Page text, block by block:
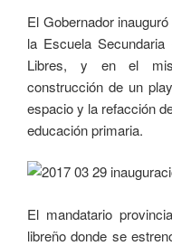
El Gobernador
la Escuela
Libres, y en el
construcción de un
espacio y la refacción
educación primaria.
El mandatario
libreño donde se